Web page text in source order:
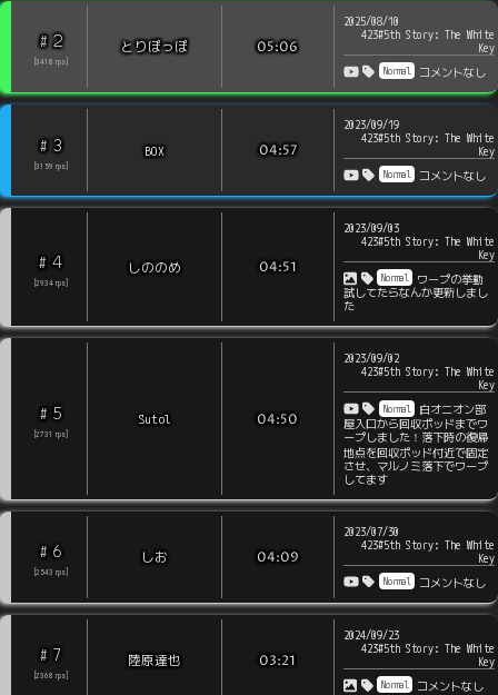
# 2
3418 rps
とりぽっぽ 05:06
2025/08/10
423#5th Story: The White
Key
Normal コメントなし
# 3
3159 rps
BOX 04:57
2023/09/19
423#5th Story: The White
Key
Normal コメントなし
# 4
2934 rps
しののめ 04:51
2023/09/03
423#5th Story: The White
Key
Normal
ワープの挙動
試してたらなんか更新しまし
た
# 5
2731 rps
Sutol 04:50
2023/09/02
423#5th Story: The White
Key
Normal
白オニオン部
屋入口から回収ポッドまでワ
ープしました！落下時の復帰
地点を回収ポッド付近で固定
させ、マルノミ落下でワープ
してます
# 6
2543 rps
しお 04:09
2023/07/30
423#5th Story: The White
Key
Normal コメントなし
# 7
2368 rps
陸原達也 03:21
2024/09/23
423#5th Story: The White
Key
Normal コメントなし